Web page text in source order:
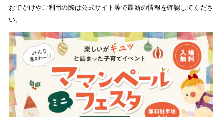
おでかけやご利用の際は公式サイト等で最新の情報を確認してくださ
い。